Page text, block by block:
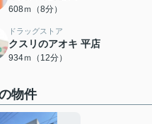
608ｍ（8分）
ドラッグストア
クスリのアオキ 平店
934ｍ（12分）
物件